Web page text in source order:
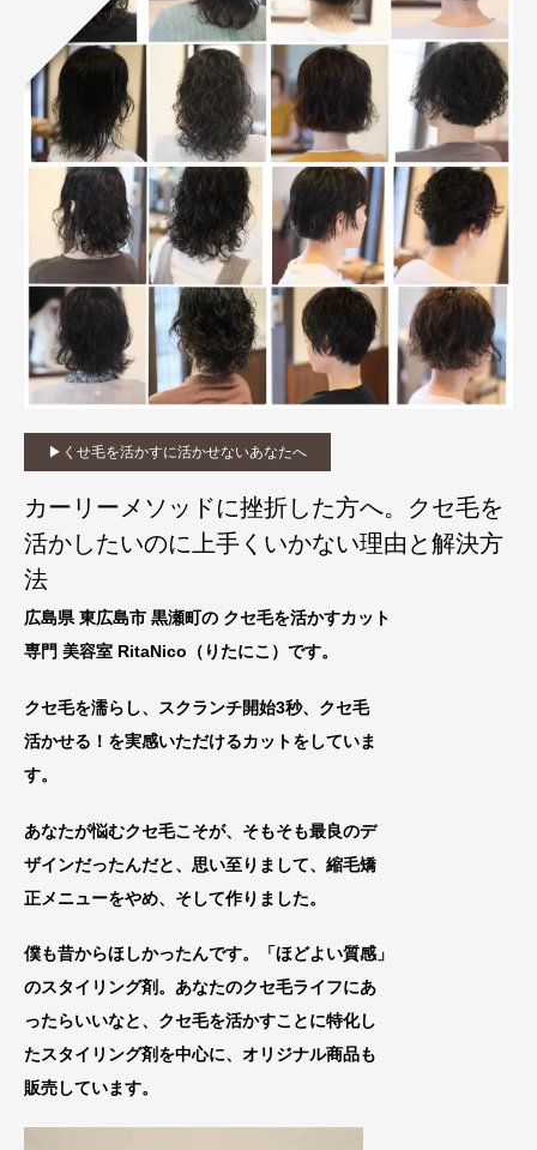
▶︎くせ毛を活かすに活かせないあなたへ
カーリーメソッドに挫折した方へ。クセ毛を
活かしたいのに上手くいかない理由と解決方
法
広島県 東広島市 黒瀬町の クセ毛を活かすカット
専門 美容室 RitaNico （りたにこ）です。
クセ毛を濡らし、スクランチ開始3秒、クセ毛
活かせる！を実感いただけるカットをしていま
す。
あなたが悩むクセ毛こそが、そもそも最良のデ
ザインだったんだと、思い至りまして、縮毛矯
正メニューをやめ、 そして作りました。
僕も昔からほしかったんです。「ほどよい質感」
のスタイリング剤。あなたのクセ毛ライフにあ
ったらいいなと、 クセ毛を活かすことに特化し
たスタイリング剤を中心に、オリジナル商品も
販売しています。